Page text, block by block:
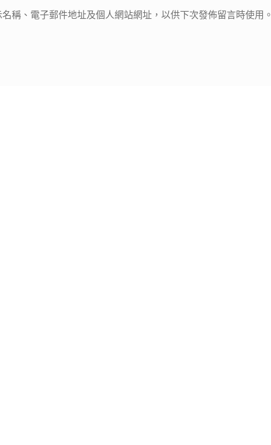
稱、電子郵件地址及個人網站網址，以供下次發佈留言時使用。